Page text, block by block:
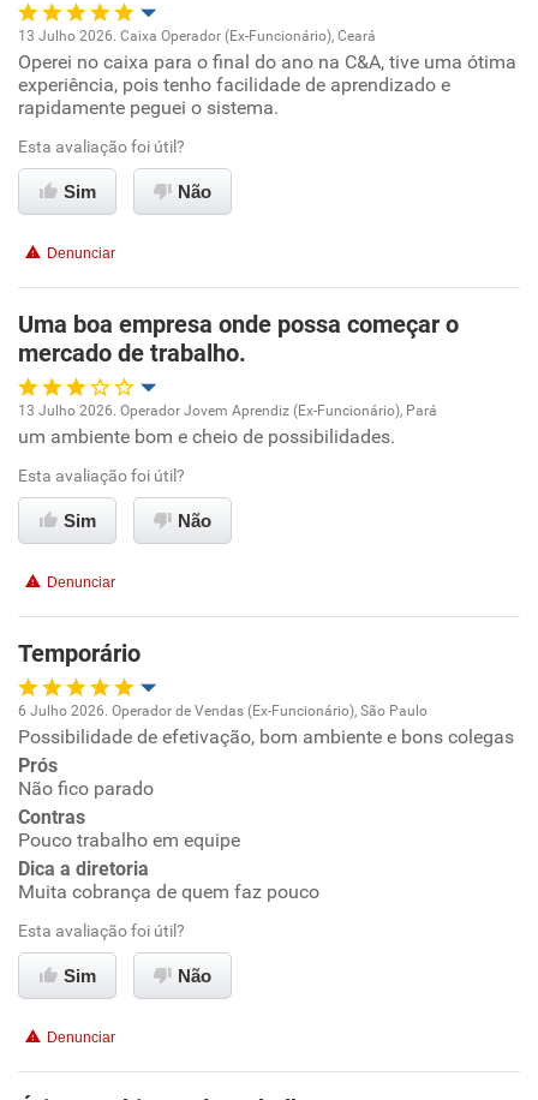
Oportunidade de promoção
Ambiente de trabalho
Conciliação com a vida familiar
Recomenda a diretoria
13 Julho 2026. Caixa Operador (Ex-Funcionário), Ceará
Operei no caixa para o final do ano na C&A, tive uma ótima
experiência, pois tenho facilidade de aprendizado e
rapidamente peguei o sistema.
Esta avaliação foi útil?
Sim Não
Denunciar
Uma boa empresa onde possa começar o
mercado de trabalho.
Oportunidade de promoção
Ambiente de trabalho
Benefícios
Recomenda esta empresa
Recomenda a diretoria
13 Julho 2026. Operador Jovem Aprendiz (Ex-Funcionário), Pará
um ambiente bom e cheio de possibilidades.
Esta avaliação foi útil?
Sim Não
Denunciar
Temporário
Oportunidade de promoção
Ambiente de trabalho
Conciliação com a vida familiar
Recomenda esta empresa
6 Julho 2026. Operador de Vendas (Ex-Funcionário), São Paulo
Possibilidade de efetivação, bom ambiente e bons colegas
Prós
Não fico parado
Contras
Pouco trabalho em equipe
Dica a diretoria
Muita cobrança de quem faz pouco
Esta avaliação foi útil?
Sim Não
Denunciar